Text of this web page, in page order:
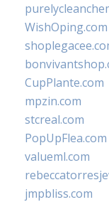
WishOping.com
CupPlante.com
mpzin.com
stcreal.com
PopUpFlea.com
valueml.com
jmpbliss.com